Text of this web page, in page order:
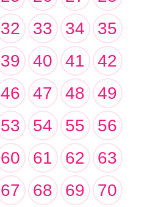
32 33 34
35
39 40 41
42
46 47 48
49
53 54 55
56
60 61 62
63
67 68 69
70